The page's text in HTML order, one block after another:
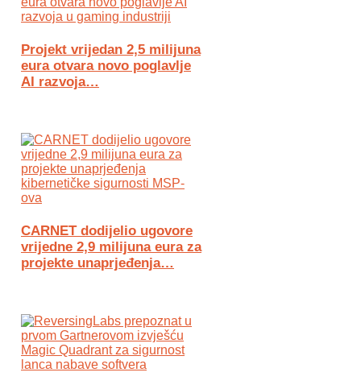
Projekt vrijedan 2,5 milijuna
eura otvara novo poglavlje
AI razvoja…
CARNET dodijelio ugovore
vrijedne 2,9 milijuna eura za
projekte unaprjeđenja…